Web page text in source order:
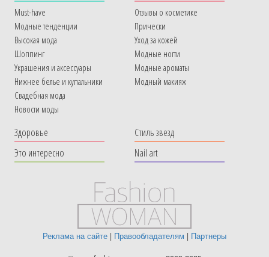
Must-have
Модные тенденции
Высокая мода
Шоппинг
Украшения и аксессуары
Нижнее белье и купальники
Свадебная мода
Новости моды
Отзывы о косметике
Прически
Уход за кожей
Модные ногти
Модные ароматы
Модный макияж
Здоровье
Это интересно
Стиль звезд
Nail art
Реклама на сайте | Правообладателям | Партнеры